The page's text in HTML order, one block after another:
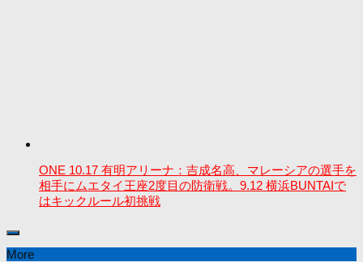
ONE 10.17 有明アリーナ：吉成名高、マレーシアの選手を
相手にムエタイ王座2度目の防衛戦。9.12 横浜BUNTAIで
はキックルール初挑戦
More